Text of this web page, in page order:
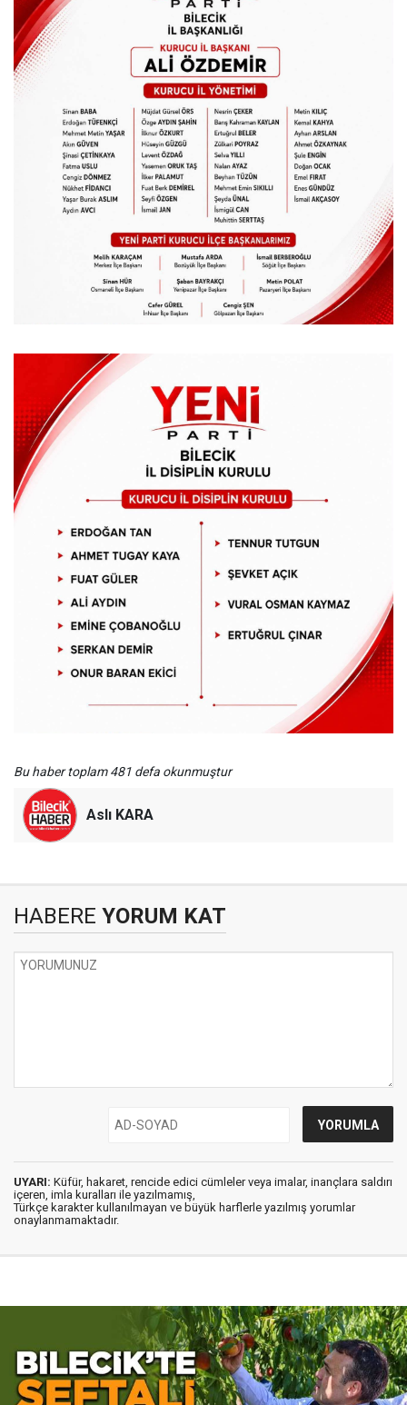
Bu haber toplam 481 defa okunmuştur
Aslı KARA
HABERE YORUM KAT
UYARI: Küfür, hakaret, rencide edici cümleler veya imalar, inançlara saldırı
içeren, imla kuralları ile yazılmamış,
Türkçe karakter kullanılmayan ve büyük harflerle yazılmış yorumlar
onaylanmamaktadır.